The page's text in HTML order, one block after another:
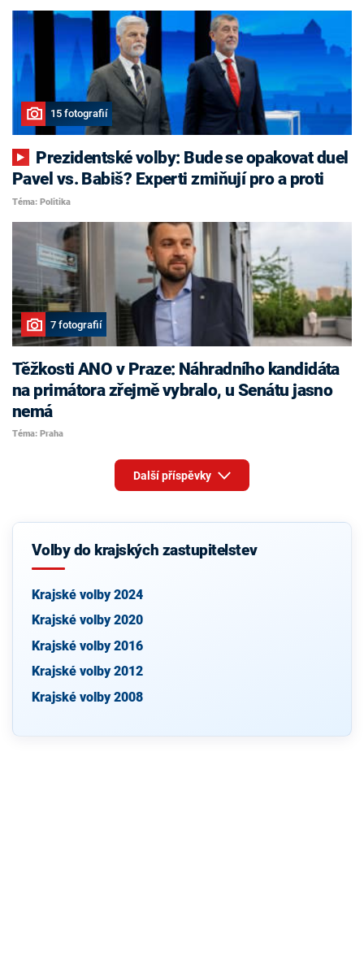
15 fotografií
Pavel vs. Babiš? Experti zmiňují pro a proti
Téma: Politika
7 fotografií
Těžkosti ANO v Praze: Náhradního kandidáta
na primátora zřejmě vybralo, u Senátu jasno
nemá
Téma: Praha
Další příspěvky
Volby do krajských zastupitelstev
Krajské volby 2024
Krajské volby 2020
Krajské volby 2016
Krajské volby 2012
Krajské volby 2008